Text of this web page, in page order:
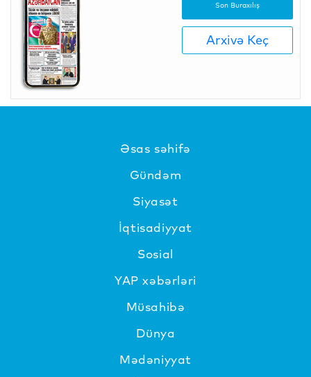
Son Buraxılış
Arxivə Keç
Əsas səhifə
Gündəm
Siyasət
İqtisadiyyat
Sosial
YAP xəbərləri
Müsahibə
Dünya
Mədəniyyat